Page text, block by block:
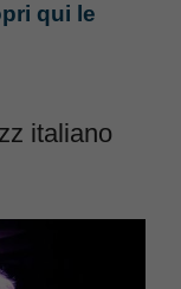
qui le
italiano